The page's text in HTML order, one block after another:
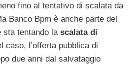
fino al tentativo di scalata da
Banco Bpm è anche parte del
sta tentando la scalata di
caso, l’offerta pubblica di
due anni dal salvataggio